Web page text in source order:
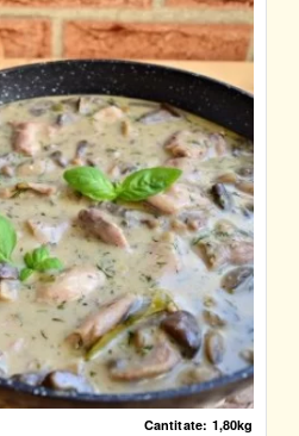
Cantitate: 1,80kg